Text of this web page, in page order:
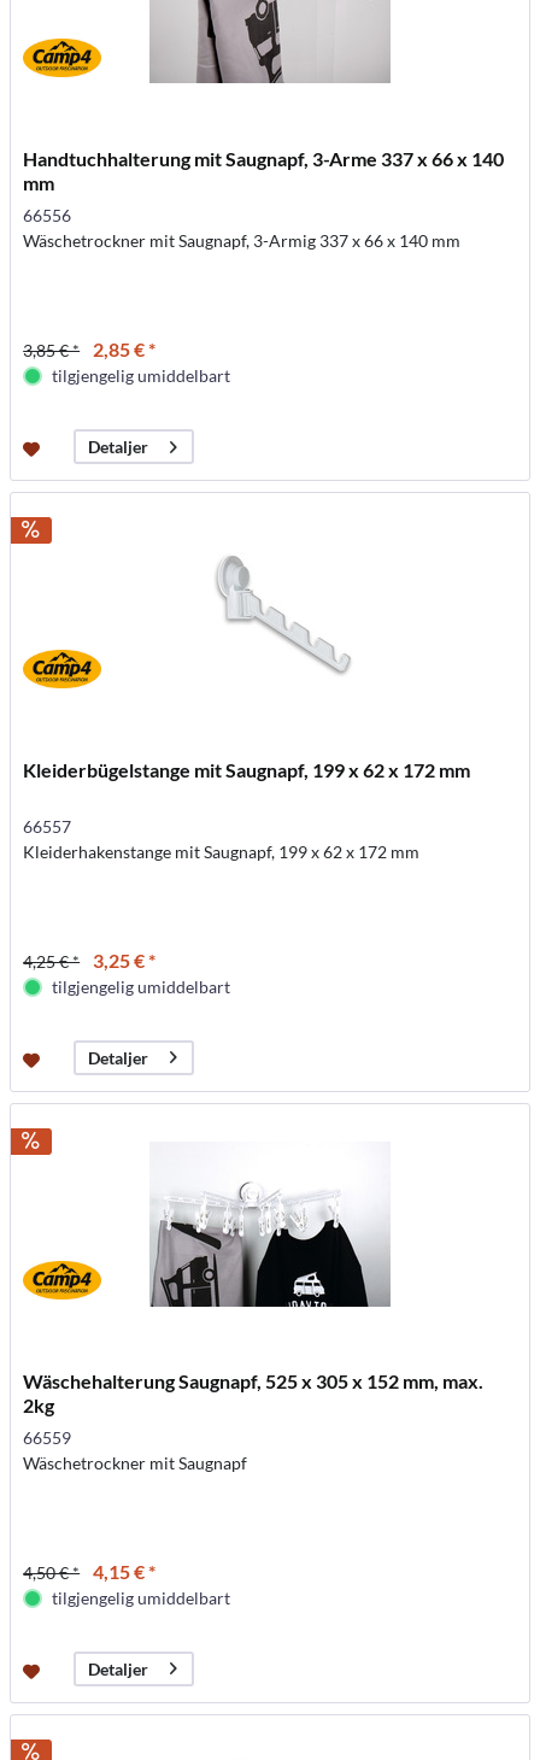
Handtuchhalterung mit Saugnapf, 3-Arme 337 x 66 x 140
mm
66556
Wäschetrockner mit Saugnapf, 3-Armig 337 x 66 x 140 mm
3,85 € * 2,85 € *
tilgjengelig umiddelbart
Detaljer
Kleiderbügelstange mit Saugnapf, 199 x 62 x 172 mm
66557
Kleiderhakenstange mit Saugnapf, 199 x 62 x 172 mm
4,25 € * 3,25 € *
tilgjengelig umiddelbart
Detaljer
Wäschehalterung Saugnapf, 525 x 305 x 152 mm, max.
2kg
66559
Wäschetrockner mit Saugnapf
4,50 € * 4,15 € *
tilgjengelig umiddelbart
Detaljer